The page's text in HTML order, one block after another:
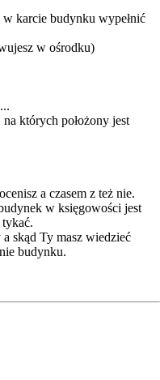
karcie budynku wypełnić
w ośrodku)
których położony jest
a czasem z też nie.
w księgowości jest
skąd Ty masz wiedzieć
budynku.